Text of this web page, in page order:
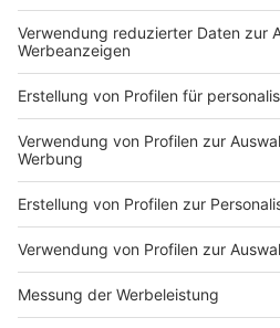
Du hast dir noch keine Artikel
Markiere sie hierfür mit einem
Impressum